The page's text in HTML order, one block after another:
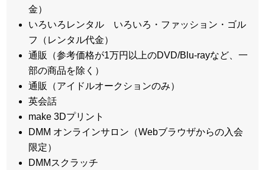
金）
いろいろレンタル いろいろ・ファッション・ゴル
フ（レンタル代金）
通販（参考価格が1万円以上のDVD/Blu-rayなど、一
部の商品を除く）
通販（アイドルオークションのみ）
英会話
make 3Dプリント
DMM オンラインサロン（Webブラウザからの入会
限定）
DMMスクラッチ